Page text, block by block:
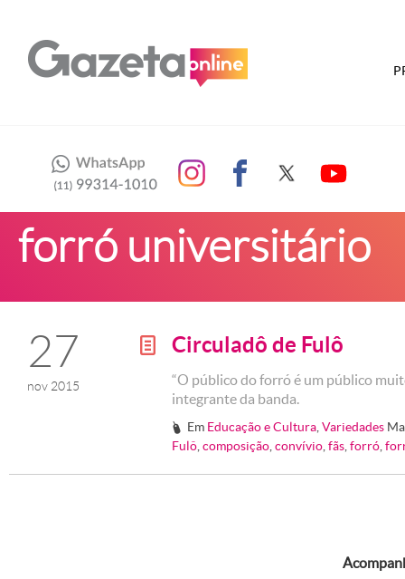
forró universitário
27
nov 2015
g Circuladô de Fulô
“O público do forró é um público
integrante da banda.
# Em Educação e Cultura ,Variedades
Fulô composição convívio fãs forró